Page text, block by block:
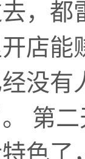
，都
店能
没
第
色了